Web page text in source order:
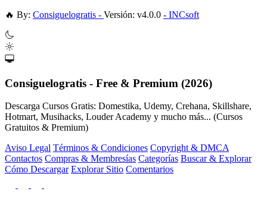
🔥 By: Consiguelogratis - Versión: v4.0.0 - INCsoft
Consiguelogratis - Free & Premium (2026)
Descarga Cursos Gratis: Domestika, Udemy, Crehana, Skillshare,
Hotmart, Musihacks, Louder Academy y mucho más... (Cursos
Gratuitos & Premium)
Aviso Legal Términos & Condiciones Copyright & DMCA
Contactos Compras & Membresías Categorías Buscar & Explorar
Cómo Descargar Explorar Sitio Comentarios